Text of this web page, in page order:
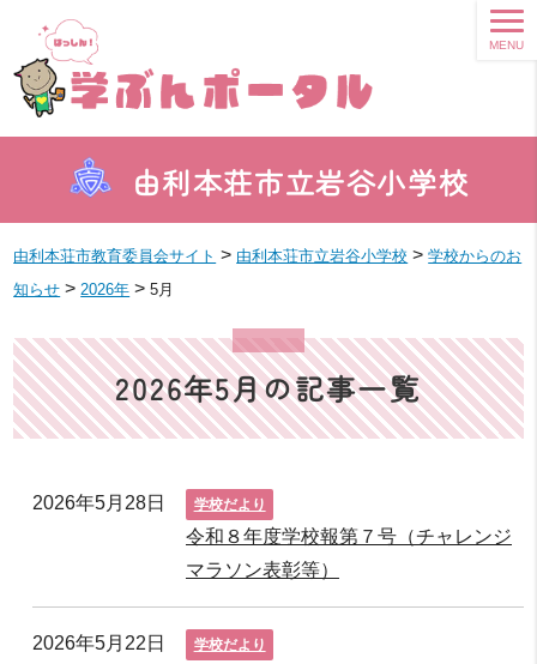
由利本荘市立岩谷小学校
MENU
由利本荘市教育委員会サイト > 由利本荘市立岩谷小学校 >学校からのお
知らせ > 2026年 >5月
2026年5月の記事一覧
2026年5月28日 学校だより
令和８年度学校報第７号（チャレンジ
マラソン表彰等）
2026年5月22日 学校だより